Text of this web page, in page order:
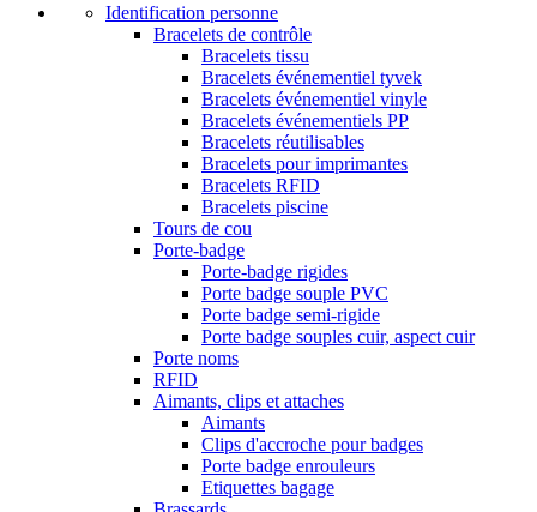
Identification personne
Bracelets de contrôle
Bracelets tissu
Bracelets événementiel tyvek
Bracelets événementiel vinyle
Bracelets événementiels PP
Bracelets réutilisables
Bracelets pour imprimantes
Bracelets RFID
Bracelets piscine
Tours de cou
Porte-badge
Porte-badge rigides
Porte badge souple PVC
Porte badge semi-rigide
Porte badge souples cuir, aspect cuir
Porte noms
RFID
Aimants, clips et attaches
Aimants
Clips d'accroche pour badges
Porte badge enrouleurs
Etiquettes bagage